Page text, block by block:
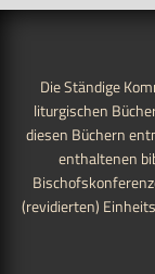
Die Ständige
liturgischen
diesen Büchern
enthaltenen
(revidierten)